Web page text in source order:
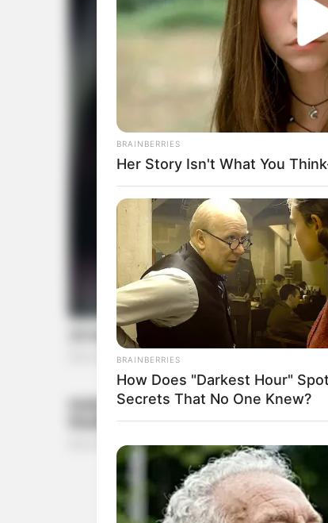
BRAINBERRIES
Her Story Isn't What You
BRAINBERRIES
How Does "Darkest Hour"
Secrets That No One Knew?